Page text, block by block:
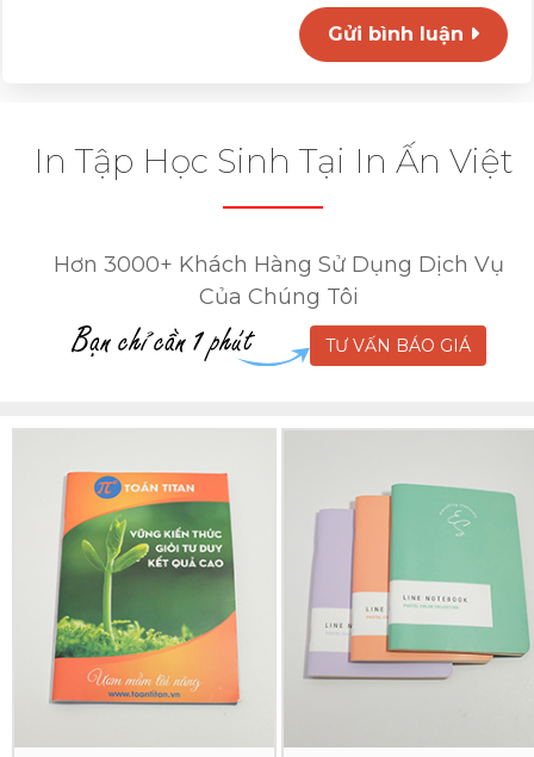
Gửi bình luận
In Tập Học Sinh Tại In Ấn Việt
Hơn 3000+ Khách Hàng Sử Dụng Dịch Vụ
Của Chúng Tôi
TƯ VẤN BÁO GIÁ
Tập
Học
Sinh
Toán
Titan
Tập
Sinh
Line
Notebook